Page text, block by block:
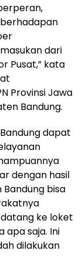
dari
Pusat,” kata
Provinsi Jawa
Bandung.
dapat
dengan hasil
bisa
ke loket
apa saja. Ini
dilakukan